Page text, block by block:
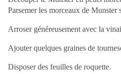
Parsemer les morceaux de Munster
Arroser généreusement avec la
Ajouter quelques graines de
Disposer des feuilles de roquette.